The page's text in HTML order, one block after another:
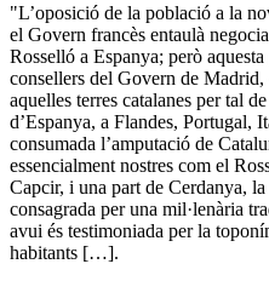
"L’oposició de la població a la
el Govern francès entaulà
Rosselló a Espanya; però
consellers del Govern de
aquelles terres catalanes per tal
d’Espanya, a Flandes, Portugal,
consumada l’amputació de
essencialment nostres com el
Capcir, i una part de Cerdanya,
consagrada per una mil·lenària
avui és testimoniada per la
habitants […].